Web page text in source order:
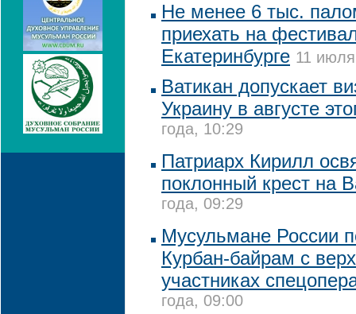
Не менее 6 тыс.
приехать на
Екатеринбурге 11
Ватикан допускает
Украину в августе
года, 10:29
Патриарх Кирилл
поклонный крест на
года, 09:29
Мусульмане России
Курбан-байрам с
участниках
года, 09:00